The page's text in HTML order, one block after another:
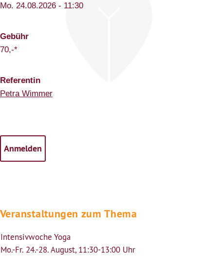
Mo. 24.08.2026 - 11:30
Gebühr
70,-*
Referentin
Petra Wimmer
Veranstaltungen zum Thema
Intensivwoche Yoga
Mo.-Fr. 24.-28. August, 11:30-13:00 Uhr